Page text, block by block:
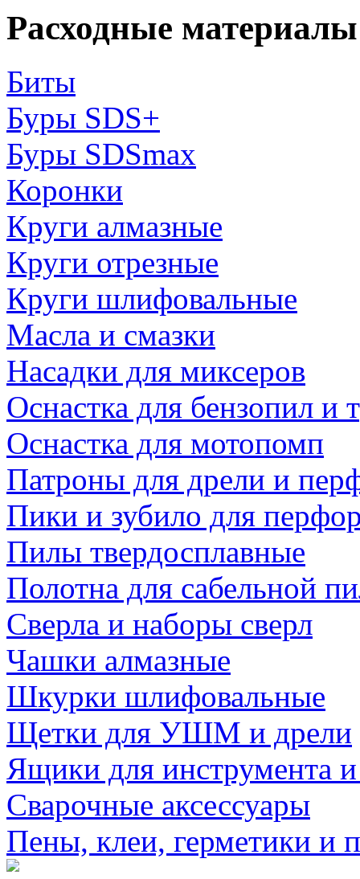
Расходные
Биты
Буры SDS+
Буры SDSmax
Коронки
Круги алмазные
Круги отрезные
Круги шлифовальные
Масла и смазки
Насадки для миксеров
Оснастка для бензопил и
Оснастка для мотопомп
Патроны для дрели и
Пики и зубило для
Пилы твердосплавные
Полотна для сабельной
Сверла и наборы сверл
Чашки алмазные
Шкурки шлифовальные
Щетки для УШМ и дрели
Ящики для инструмента
Сварочные аксессуары
Пены, клеи, герметики и